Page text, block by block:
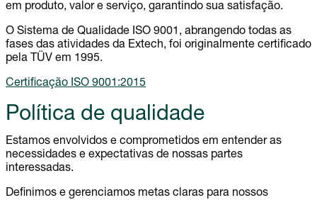
em produto, valor e serviço, garantindo sua satisfação.
O Sistema de Qualidade ISO 9001, abrangendo todas as
fases das atividades da Extech, foi originalmente certificado
pela TÜV em 1995.
Certificação ISO 9001:2015
Política de qualidade
Estamos envolvidos e comprometidos em entender as
necessidades e expectativas de nossas partes
interessadas.
Definimos e gerenciamos metas claras para nossos